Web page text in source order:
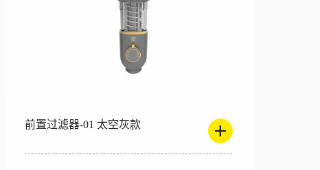
前置过滤器-01 太空灰款